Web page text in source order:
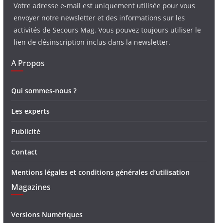
Votre adresse e-mail est uniquement utilisée pour vous
envoyer notre newsletter et des informations sur les
activités de Secours Mag. Vous pouvez toujours utiliser le
lien de désinscription inclus dans la newsletter.
A Propos
Qui sommes-nous ?
Les experts
Publicité
Contact
Mentions légales et conditions générales d’utilisation
Magazines
Versions Numériques